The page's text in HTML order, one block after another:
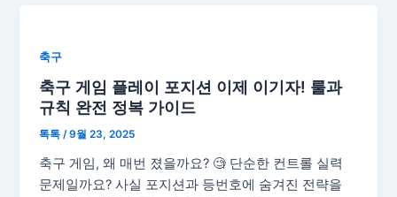
축구
축구 게임 플레이 포지션 이제 이기자! 룰과
규칙 완전 정복 가이드
톡톡/9월 23, 2025
축구 게임, 왜 매번 졌을까요? 🧐 단순한 컨트롤 실력
문제일까요? 사실 포지션과 등번호에 숨겨진 전략을